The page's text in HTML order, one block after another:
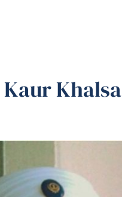
Khalsa